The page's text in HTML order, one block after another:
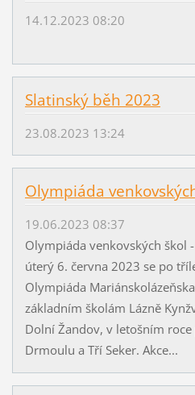
14.12.2023 08:20
Slatinský běh 2023
23.08.2023 13:24
Olympiáda
19.06.2023 08:37
Olympiáda venkovských škol
úterý 6. června 2023 se po
Olympiáda
základním školám Lázně
Dolní Žandov, v letošním
Drmoulu a Tří Seker. Akce...